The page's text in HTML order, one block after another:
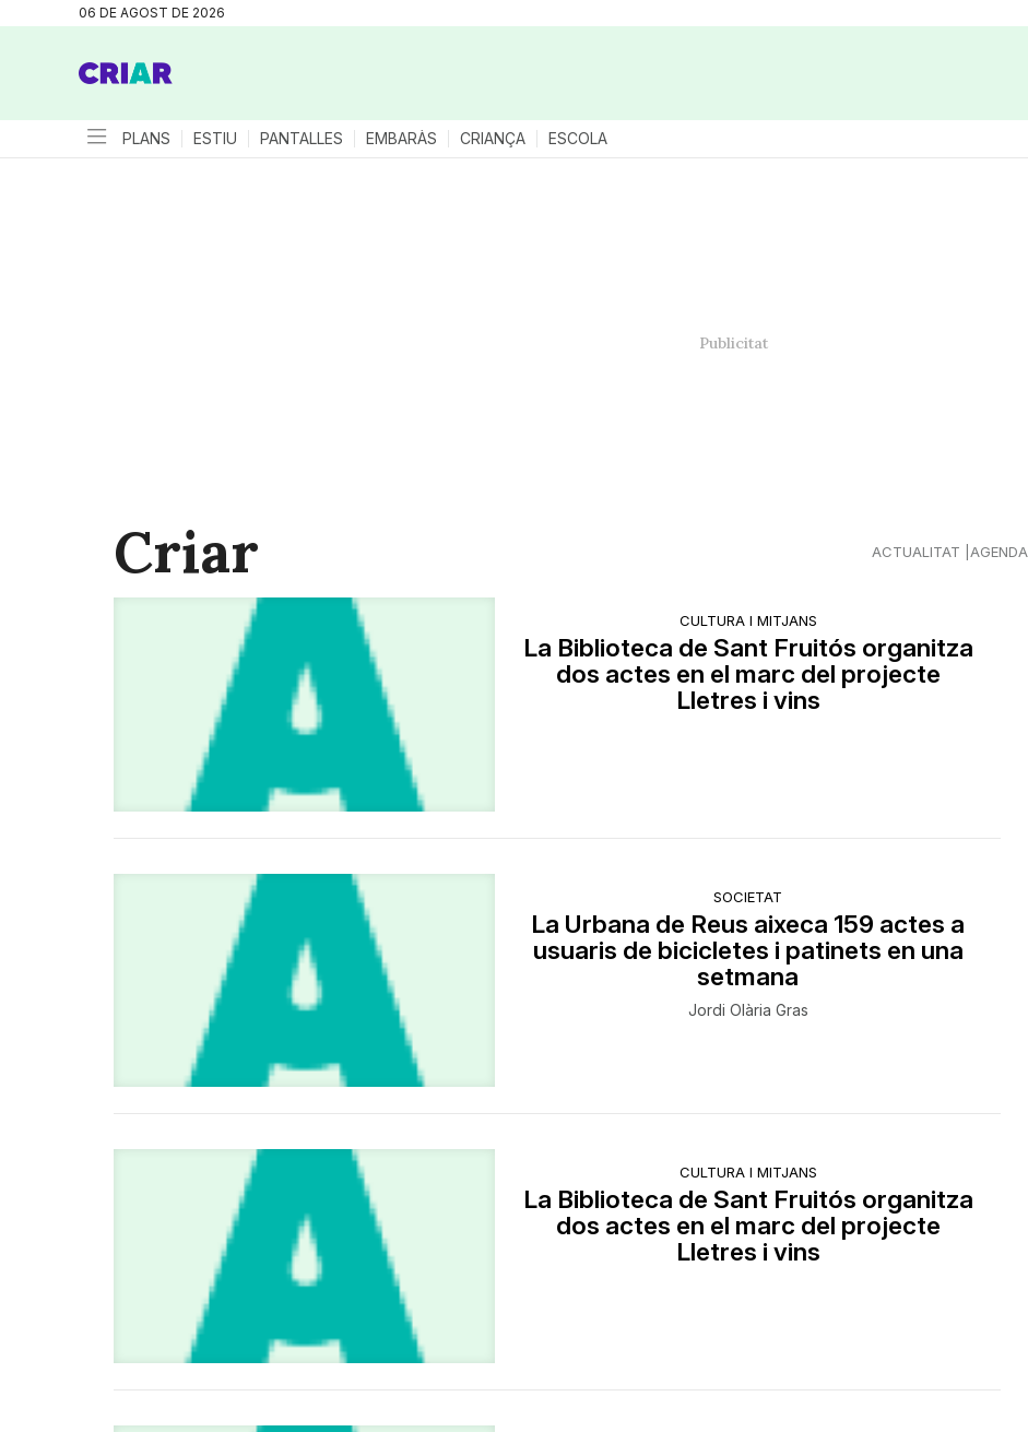
06 DE AGOST DE 2026
PLANS ESTIU PANTALLES EMBARÀS CRIANÇA ESCOLA
Criar ACTUALITAT AGENDA
CULTURA I MITJANS
La Biblioteca de Sant Fruitós organitza
dos actes en el marc del projecte
Lletres i vins
SOCIETAT
La Urbana de Reus aixeca 159 actes a
usuaris de bicicletes i patinets en una
setmana
Jordi Olària Gras
CULTURA I MITJANS
La Biblioteca de Sant Fruitós organitza
dos actes en el marc del projecte
Lletres i vins